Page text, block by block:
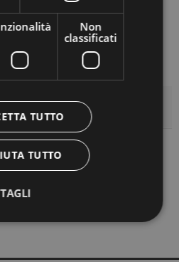
Non
classificati
TUTTO
TUTTO